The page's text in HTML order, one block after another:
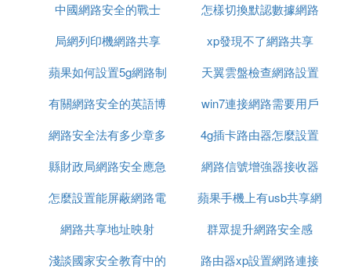
中國網路安全的戰士
怎樣切換默認數據網路
設置
局網列印機網路共享
xp發現不了網路共享
蘋果如何設置5g網路制
式
天翼雲盤檢查網路設置
有關網路安全的英語博
客作文
win7連接網路需要用戶
名密碼怎麼設置
網路安全法有多少章多
少條單選題
4g插卡路由器怎麼設置
網路
縣財政局網路安全應急
演練報價
網路信號增強器接收器
設置
怎麼設置能屏蔽網路電
話
蘋果手機上有usb共享網
路嗎
網路共享地址映射
群眾提升網路安全感
淺談國家安全教育中的
路由器xp設置網路連接